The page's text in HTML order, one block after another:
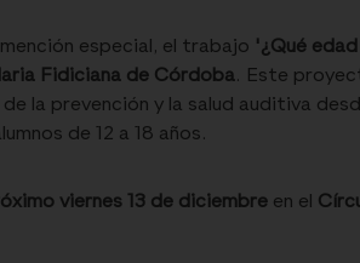
especial, el trabajo '¿Qué
Fidiciana de Córdoba. Este
la prevención y la salud auditiva
de 12 a 18 años.
viernes 13 de diciembre en el